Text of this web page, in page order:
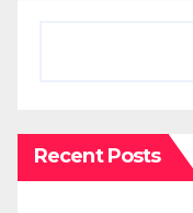
Recent Posts